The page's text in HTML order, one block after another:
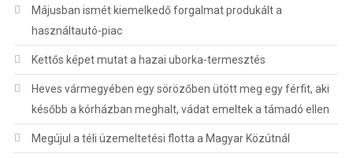
Májusban ismét kiemelkedő forgalmat produkált a
használtautó-piac
Kettős képet mutat a hazai uborka-termesztés
Heves vármegyében egy sörözőben ütött meg egy férfit, aki
később a kórházban meghalt, vádat emeltek a támadó ellen
Megújul a téli üzemeltetési flotta a Magyar Közútnál